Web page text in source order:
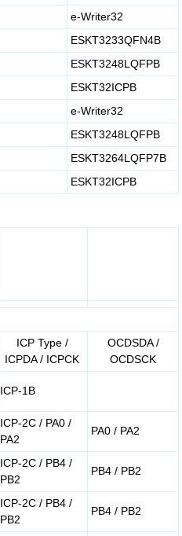
e-Writer32
ESKT3233QFN4B
ESKT3248LQFPB
ESKT32ICPB
e-Writer32
ESKT3248LQFPB
ESKT3264LQFP7B
ESKT32ICPB
ICP Type /
ICPDA / ICPCK
OCDSDA /
OCDSCK
ICP-1B
ICP-2C / PA0 /
PA2
PA0 / PA2
ICP-2C / PB4 /
PB2
PB4 / PB2
ICP-2C / PB4 /
PB2
PB4 / PB2